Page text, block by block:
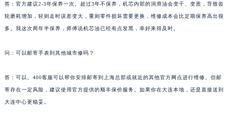
答：官方建议2-3年保养一次。超过3年不保养，机芯内部的润滑油会变干、变质，导致齿
轮磨耗增加，轻则走时误差变大，重则零件损坏需要更换，维修成本会比定期保养高出很
多。我这次两年半保养，师傅说机芯油已经有点发黑，幸好来得及时。
问：可以邮寄手表到其他城市修吗？
答：可以。400客服可以帮你安排邮寄到上海总部或就近的其他官方网点进行维修。但邮
寄存在一定风险，建议使用官方提供的顺丰保价服务。如果你在大连本地，还是直接送到
大连中心更稳妥。